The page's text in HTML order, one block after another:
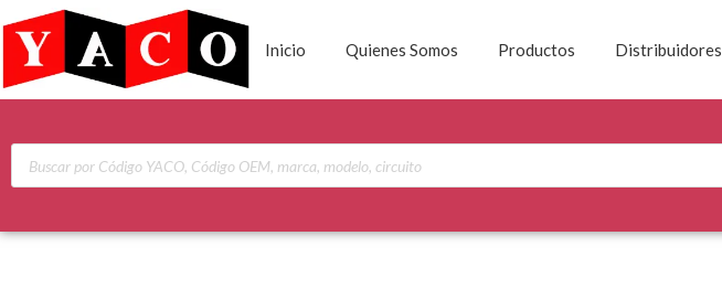
Inicio Quienes Somos Productos Distribuidores